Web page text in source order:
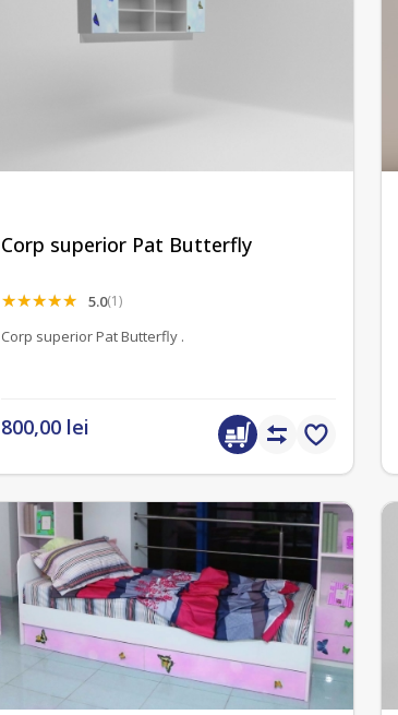
Corp superior Pat Butterfly
5.0(1)
Corp superior Pat Butterfly .
800,00 lei